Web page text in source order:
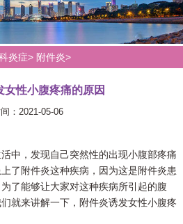
炎症> 附件炎>
女性小腹疼痛的原因
：2021-05-06
中，发现自己突然性的出现小腹部疼痛
了附件炎这种疾病，因为这是附件炎患
了能够让大家对这种疾病所引起的腹
就来讲解一下，附件炎诱发女性小腹疼